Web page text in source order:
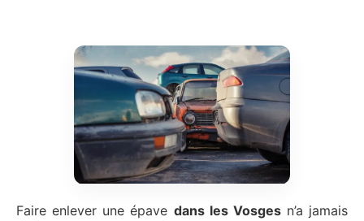
Faire enlever une épave dans les Vosgesn’a jamais